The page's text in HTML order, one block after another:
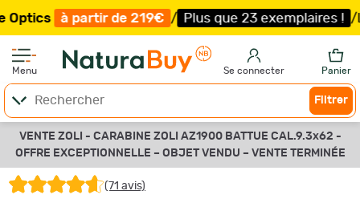
de 219€ / Plus que 23 exemplaires ! /Livraison
Menu Se connecter Panier
Filtrer
VENTE ZOLI - CARABINE ZOLI AZ1900 BATTUE CAL.9.3x62 -
OFFRE EXCEPTIONNELLE – OBJET VENDU – VENTE TERMINÉE
(71 avis)